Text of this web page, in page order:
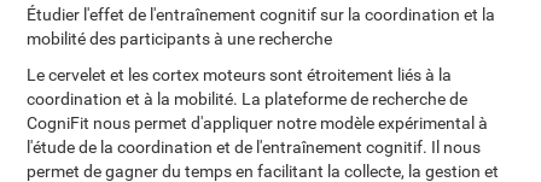
Étudier l'effet de l'entraînement cognitif sur la coordination et la
mobilité des participants à une recherche
Le cervelet et les cortex moteurs sont étroitement liés à la
coordination et à la mobilité. La plateforme de recherche de
CogniFit nous permet d'appliquer notre modèle expérimental à
l'étude de la coordination et de l'entraînement cognitif. Il nous
permet de gagner du temps en facilitant la collecte, la gestion et